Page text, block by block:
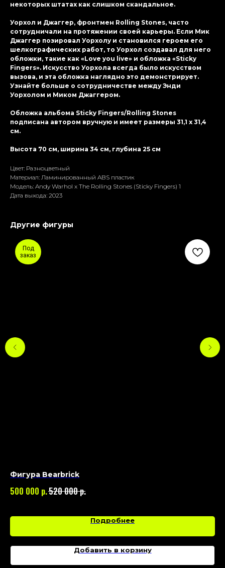
некоторых штатах как слишком скандальное.
Уорхол и Джаггер, фронтмен Rolling Stones, часто
сотрудничали на протяжении своей карьеры. Если Мик
Джаггер позировал Уорхолу и становился героем его
шелкографических работ, то Уорхол создавал для него
обложки, такие как «Love you live» и обложка «Sticky
Fingers». Искусство Уорхола всегда было искусством
вызова, и эта обложка наглядно это демонстрирует.
Узнайте больше о сотрудничестве между Энди
Уорхолом и Миком Джаггером.
Обложка альбома Sticky Fingers/Rolling Stones
подписана автором вручную и имеет размеры 31,1 x 31,4
см.
Высота 70 см, ширина 34 см, глубина 25 см
Цвет: Разноцветный
Материал: Ламиниpoванный ABS пластик
Модель: Andy Warhol x The Rolling Stones (Sticky Fingers) 1
Дата выхода: 2023
Другие фигуры
Под
заказ
Фигура Bearbrick
500 000 р.520 000р.
Подробнее
Добавить в корзину